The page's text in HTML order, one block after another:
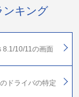
ンキング
8.1/10/11の画面
ドライバの特定